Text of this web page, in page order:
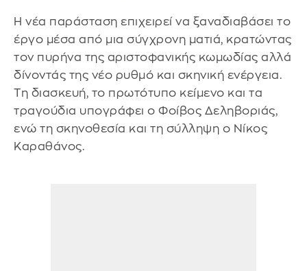
Η νέα παράσταση επιχειρεί να ξαναδιαβάσει το
έργο μέσα από μια σύγχρονη ματιά, κρατώντας
τον πυρήνα της αριστοφανικής κωμωδίας αλλά
δίνοντάς της νέο ρυθμό και σκηνική ενέργεια.
Τη διασκευή, το πρωτότυπο κείμενο και τα
τραγούδια υπογράφει ο Φοίβος Δεληβοριάς,
ενώ τη σκηνοθεσία και τη σύλληψη ο Νίκος
Καραθάνος.